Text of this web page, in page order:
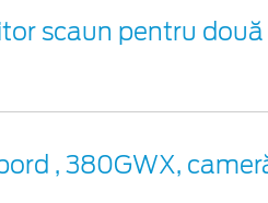
scaun pentru două
, 380GWX,